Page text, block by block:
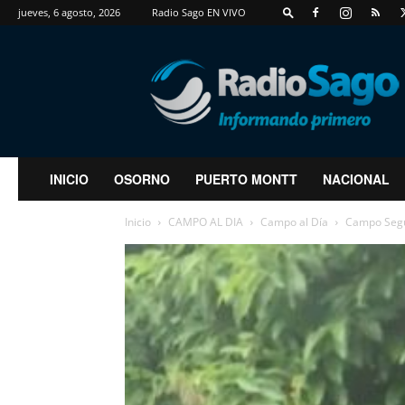
jueves, 6 agosto, 2026 Radio Sago EN VIVO
RadioSago
INICIO OSORNO PUERTO MONTT NACIONAL
Inicio CAMPO AL DIA Campo al Día Campo